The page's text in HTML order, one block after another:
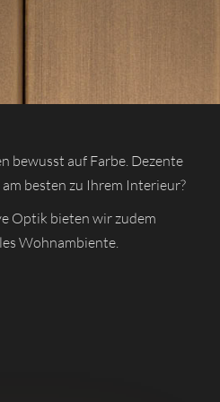
bewusst auf Farbe. Dezente
besten zu Ihrem Interieur?
Optik bieten wir zudem
Wohnambiente.